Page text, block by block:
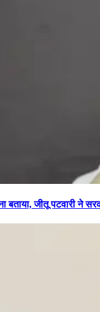
जीतू पटवारी ने